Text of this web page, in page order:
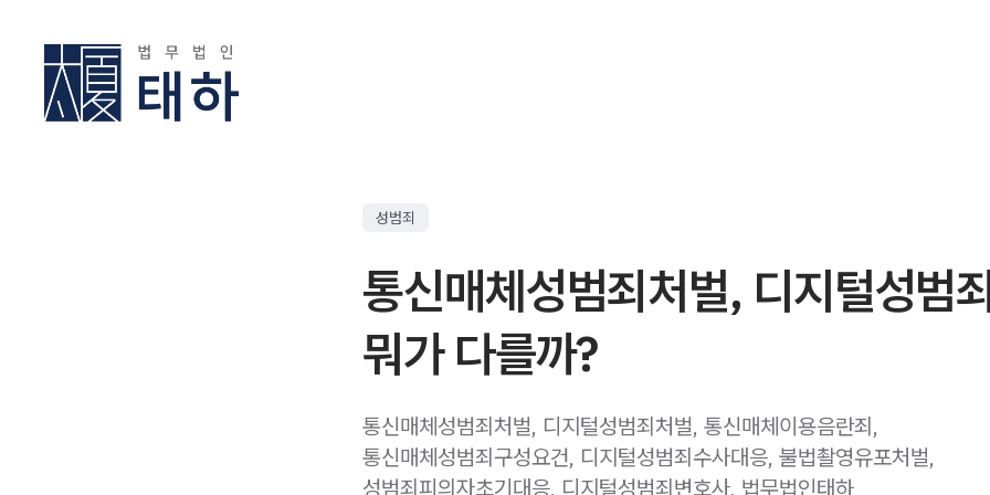
성범죄
통신매체성범죄처벌, 디지털성범
뭐가 다를까?
통신매체성범죄처벌, 디지털성범죄처벌, 통신매체이용음란죄,
통신매체성범죄구성요건, 디지털성범죄수사대응, 불법촬영유포처벌,
성범죄피의자초기대응, 디지털성범죄변호사, 법무법인태하